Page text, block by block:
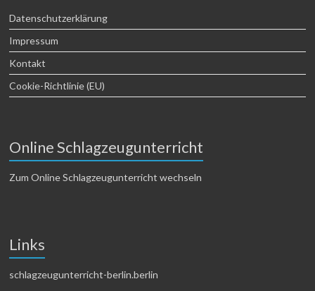
Datenschutzerklärung
Impressum
Kontakt
Cookie-Richtlinie (EU)
Online Schlagzeugunterricht
Zum Online Schlagzeugunterricht wechseln
Links
schlagzeugunterricht-berlin.berlin